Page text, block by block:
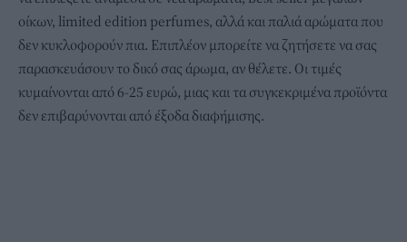
οίκων, limited edition perfumes, αλλά και παλιά αρώματα που
δεν κυκλοφορούν πια. Επιπλέον μπορείτε να ζητήσετε να σας
παρασκευάσουν το δικό σας άρωμα, αν θέλετε. Οι τιμές
κυμαίνονται από 6-25 ευρώ, μιας και τα συγκεκριμένα προϊόντα
δεν επιβαρύνονται από έξοδα διαφήμισης.